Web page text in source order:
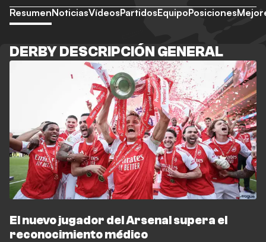
ResumenNoticiasVídeosPartidosEquipoPosiciones
DERBY DESCRIPCIÓN GENERAL
El nuevo jugador del Arsenal supera el
reconocimiento médico